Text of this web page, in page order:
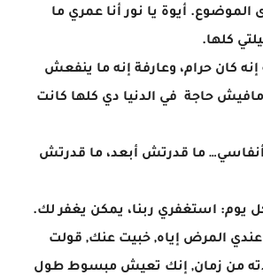
أيوة يا نور أنا عمري ما
كلها.
إنه كان حرام، وعارفة إنه ما ينفعش
حاجة في الدنيا دي كلها كانت
ما قدرتش أبعد، ما قدرتش
يوم: استغفري ربنا، يمكن يغفر لك.
المرض إياه, خبيت عنك, قولت
من زمان, إنك تعيش مبسوط طول